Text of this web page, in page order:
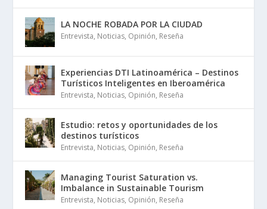
LA NOCHE ROBADA POR LA CIUDAD
Entrevista, Noticias, Opinión, Reseña
Experiencias DTI Latinoamérica – Destinos
Turísticos Inteligentes en Iberoamérica
Entrevista, Noticias, Opinión, Reseña
Estudio: retos y oportunidades de los
destinos turísticos
Entrevista, Noticias, Opinión, Reseña
Managing Tourist Saturation vs.
Imbalance in Sustainable Tourism
Entrevista, Noticias, Opinión, Reseña